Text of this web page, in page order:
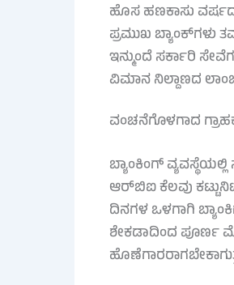
ಹೊಸ ಹಣಕಾಸು
ಪ್ರಮುಖ
ಇನ್ಮುಂದೆ ಸರ್ಕಾರಿ
ವಿಮಾನ ನಿಲ್ದಾಣದ
ವಂಚನೆಗೊಳಗಾದ
ಬ್ಯಾಂಕಿಂಗ್
ಆರ್‌ಬಿಐ ಕೆಲವು
ದಿನಗಳ ಒಳಗಾಗಿ
ಶೇಕಡಾದಿಂದ ಪೂರ್ಣ